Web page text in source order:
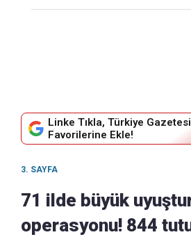
Linke Tıkla, Türkiye
Favorilerine Ekle!
3. SAYFA
71 ilde büyük
operasyonu! 844